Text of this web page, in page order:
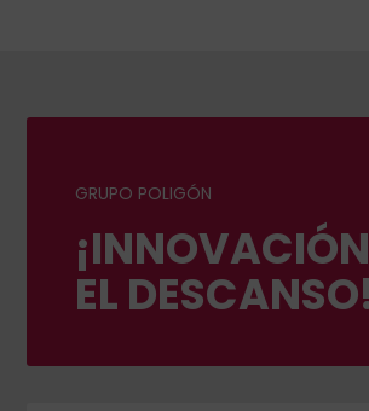
GRUPO POLIGÓN
EL